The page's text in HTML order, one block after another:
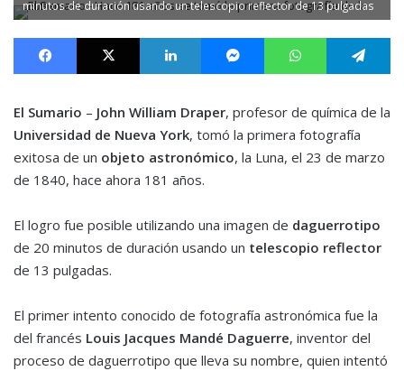
minutos de duración usando un telescopio reflector de 13 pulgadas
Facebook X LinkedIn MessengerWhatsApp
El Sumario – John William Draper, profesor de química de la
Universidad de Nueva York, tomó la primera fotografía
exitosa de un objeto astronómico, la Luna, el 23 de marzo
de 1840, hace ahora 181 años.
El logro fue posible utilizando una imagen de daguerrotipo
de 20 minutos de duración usando un telescopio reflector
de 13 pulgadas.
El primer intento conocido de fotografía astronómica fue la
del francés Louis Jacques Mandé Daguerre, inventor del
proceso de daguerrotipo que lleva su nombre, quien intentó